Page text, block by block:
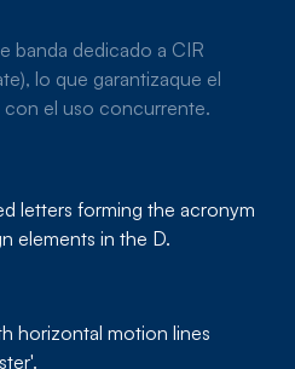
banda dedicado a CIR
lo que garantizaque el
con el uso concurrente.